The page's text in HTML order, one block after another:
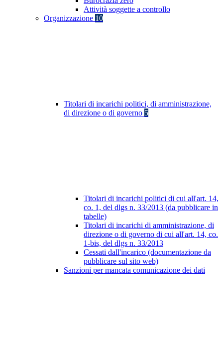
Attività soggette a controllo
Organizzazione 10
Titolari di incarichi politici, di amministrazione,
di direzione o di governo 5
Titolari di incarichi politici di cui all'art. 14,
co. 1, del dlgs n. 33/2013 (da pubblicare in
tabelle)
Titolari di incarichi di amministrazione, di
direzione o di governo di cui all'art. 14, co.
1-bis, del dlgs n. 33/2013
Cessati dall'incarico (documentazione da
pubblicare sul sito web)
Sanzioni per mancata comunicazione dei dati